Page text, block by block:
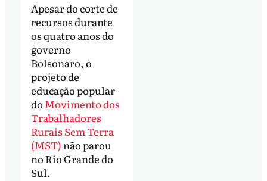
Apesar do corte de
recursos durante
os quatro anos do
governo
Bolsonaro, o
projeto de
educação popular
do Movimento dos
Trabalhadores
Rurais Sem Terra
(MST) não parou
no Rio Grande do
Sul.